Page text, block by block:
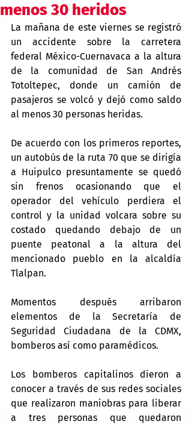
menos 30 heridos
La mañana de este viernes se registró
un accidente sobre la carretera
federal México-Cuernavaca a la altura
de la comunidad de San Andrés
Totoltepec, donde un camión de
pasajeros se volcó y dejó como saldo
al menos 30 personas heridas.
De acuerdo con los primeros reportes,
un autobús de la ruta 70 que se dirigía
a Huipulco presuntamente se quedó
sin frenos ocasionando que el
operador del vehículo perdiera el
control y la unidad volcara sobre su
costado quedando debajo de un
puente peatonal a la altura del
mencionado pueblo en la alcaldía
Tlalpan.
Momentos después arribaron
elementos de la Secretaría de
Seguridad Ciudadana de la CDMX,
bomberos así como paramédicos.
Los bomberos capitalinos dieron a
conocer a través de sus redes sociales
que realizaron maniobras para liberar
a tres personas que quedaron